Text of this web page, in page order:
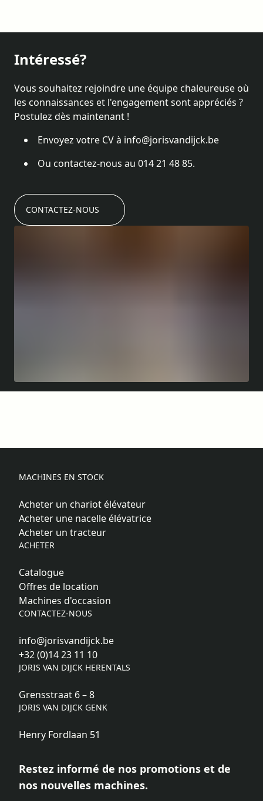
Intéressé?
Vous souhaitez rejoindre une équipe chaleureuse où
les connaissances et l'engagement sont appréciés ?
Postulez dès maintenant !
Envoyez votre CV à info@jorisvandijck.be
Ou contactez-nous au 014 21 48 85.
CONTACTEZ-NOUS
MACHINES EN STOCK
Acheter un chariot élévateur
Acheter une nacelle élévatrice
Acheter un tracteur
ACHETER
Catalogue
Offres de location
Machines d'occasion
CONTACTEZ-NOUS
info@jorisvandijck.be
+32 (0)14 23 11 10
JORIS VAN DIJCK HERENTALS
Grensstraat 6 – 8
JORIS VAN DIJCK GENK
Henry Fordlaan 51
Restez informé de nos promotions et de
nos nouvelles machines.